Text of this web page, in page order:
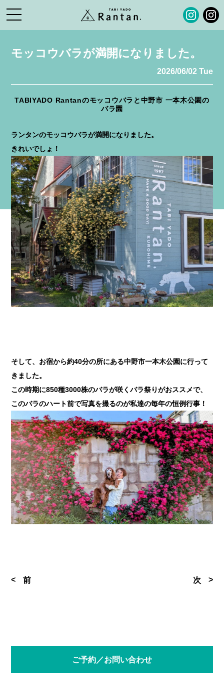
モッコウバラが満開になりました。
2026/06/02 Tue
TABIYADO Rantanのモッコウバラと中野市 一本木公園の
バラ園
ランタンのモッコウバラが満開になりました。
きれいでしょ！
そして、お宿から約40分の所にある中野市一本木公園に行って
きました。
この時期に850種3000株のバラが咲くバラ祭りがおススメで、
このバラのハート前で写真を撮るのが私達の毎年の恒例行事！
前 次
ご予約／お問い合わせ